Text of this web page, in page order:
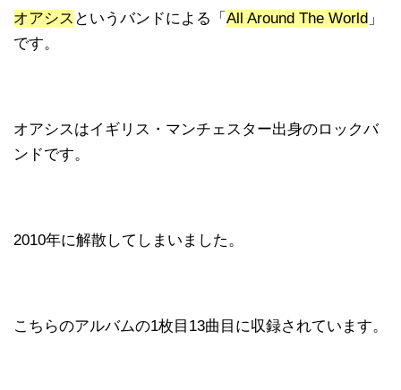
オアシス というバンドによる「 All Around The World 」
です。
オアシスはイギリス・マンチェスター出身のロックバ
ンドです。
2010年に解散してしまいました。
こちらのアルバムの1枚目13曲目に収録されています。